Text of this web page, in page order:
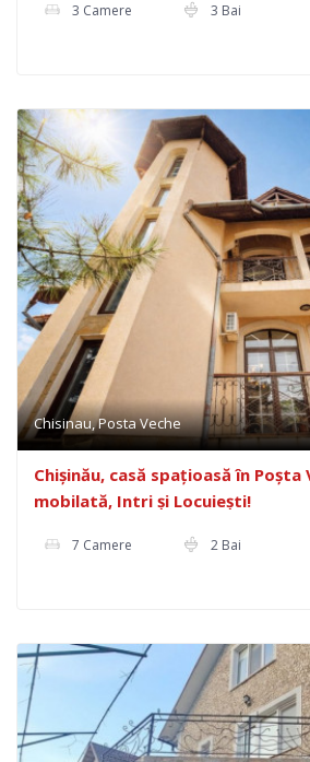
3 Camere 3 Bai
Chisinau, Posta Veche
Chișinău, casă spațioasă în Poșta
mobilată, Intri și Locuiești!
7 Camere 2 Bai